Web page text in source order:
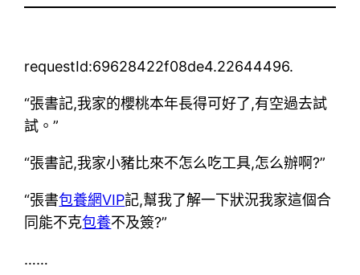
requestId:69628422f08de4.22644496.
“張書記,我家的櫻桃本年長得可好了,有空過去試
試。”
“張書記,我家小豬比來不怎么吃工具,怎么辦啊?”
“張書包養網VIP記,幫我了解一下狀況我家這個合
同能不克包養不及簽?”
……